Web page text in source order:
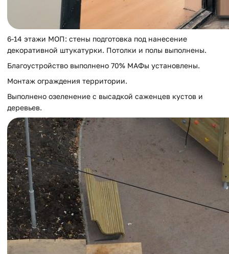
6-14 этажи МОП: стены подготовка под нанесение
декоративной штукатурки. Потолки и полы выполнены.
Благоустройство выполнено 70% МАФы установлены.
Монтаж ограждения территории.
Выполнено озеленение с высадкой саженцев кустов и
деревьев.